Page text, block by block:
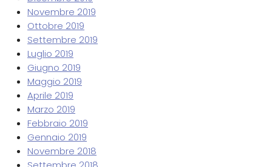
Novembre 2019
Ottobre 2019
Settembre 2019
Luglio 2019
Giugno 2019
Maggio 2019
Aprile 2019
Marzo 2019
Febbraio 2019
Gennaio 2019
Novembre 2018